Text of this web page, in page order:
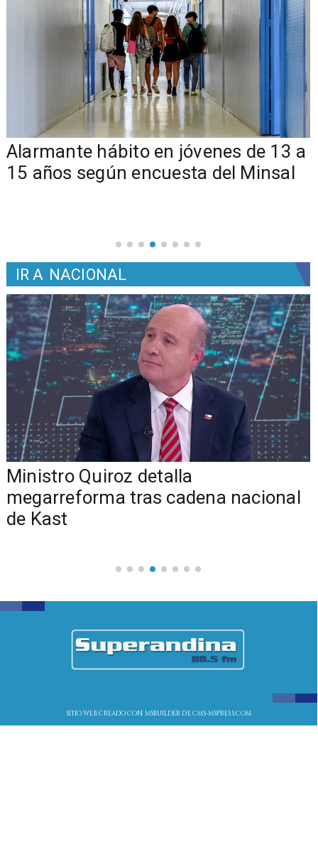
Alarmante hábito en jóvenes de 13 a
15 años según encuesta del Minsal
IR A NACIONAL
Ministro Quiroz detalla
megarreforma tras cadena nacional
de Kast
SITIO WEB CREADO CON MSBUILDER DE CMS-MSPRESS.COM